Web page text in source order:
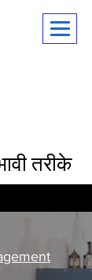
तरीके